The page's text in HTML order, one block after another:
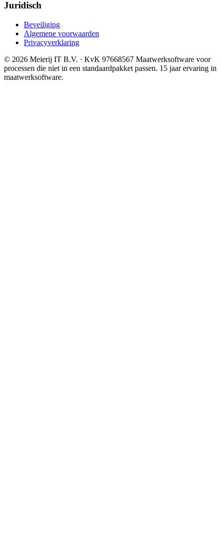
Juridisch
Beveiliging
Algemene voorwaarden
Privacyverklaring
© 2026 Meierij IT B.V. · KvK 97668567 Maatwerksoftware voor
processen die niet in een standaardpakket passen. 15 jaar ervaring in
maatwerksoftware.